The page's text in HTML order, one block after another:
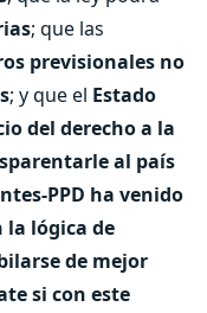
; que las
previsionales no
; y que el Estado
del derecho a la
al país
PPD ha venido
la lógica de
de mejor
si con este